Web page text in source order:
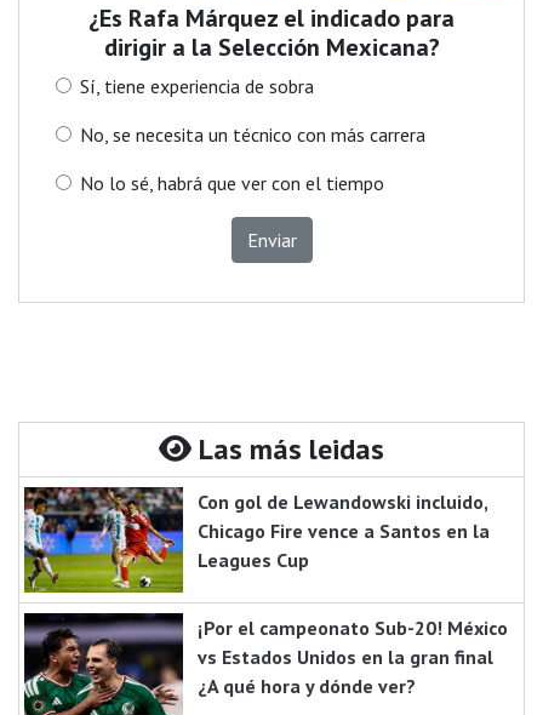
¿Es Rafa Márquez el indicado para
dirigir a la Selección Mexicana?
Sí, tiene experiencia de sobra
No, se necesita un técnico con más carrera
No lo sé, habrá que ver con el tiempo
Enviar
Las más leidas
Con gol de Lewandowski incluido,
Chicago Fire vence a Santos en la
Leagues Cup
¡Por el campeonato Sub-20! México
vs Estados Unidos en la gran final
¿A qué hora y dónde ver?